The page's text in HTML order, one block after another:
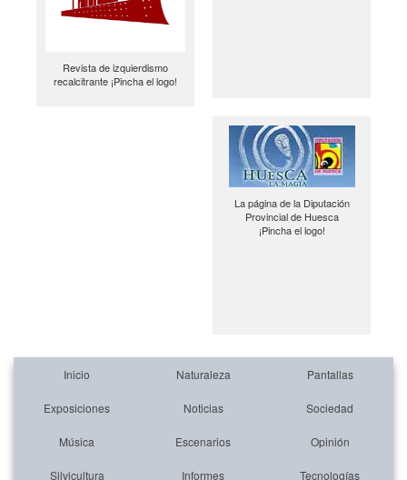
Revista de izquierdismo
recalcitrante ¡Pincha el logo!
La página de la Diputación
Provincial de Huesca
¡Pincha el logo!
Inicio Naturaleza Pantallas
Exposiciones Noticias Sociedad
Música Escenarios Opinión
Silvicultura Informes Tecnologías